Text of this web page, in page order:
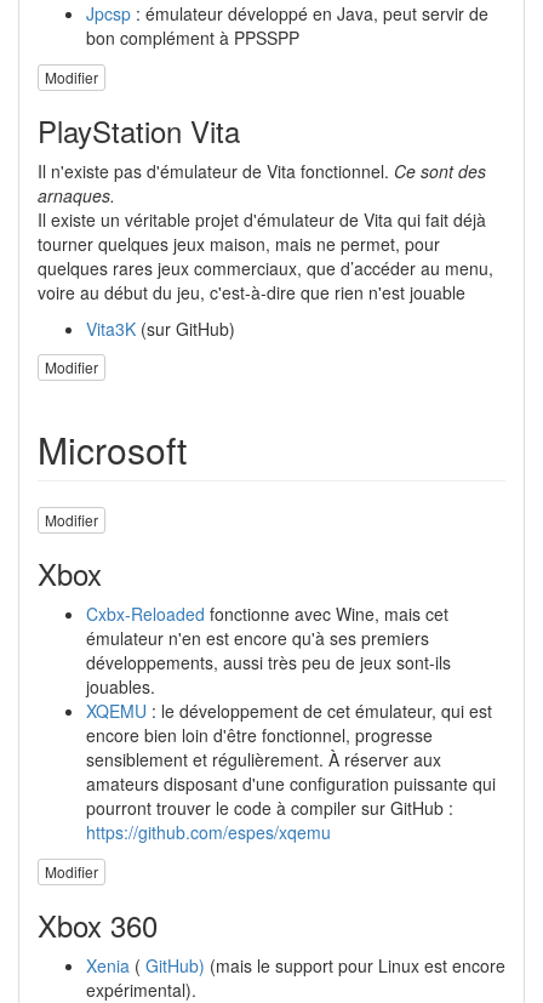
Jpcsp : émulateur développé en Java, peut servir de
bon complément à PPSSPP
Modifier
PlayStation Vita
Il n'existe pas d'émulateur de Vita fonctionnel. Ce sont des
arnaques.
Il existe un véritable projet d'émulateur de Vita qui fait déjà
tourner quelques jeux maison, mais ne permet, pour
quelques rares jeux commerciaux, que d’accéder au menu,
voire au début du jeu, c'est-à-dire que rien n'est jouable
Vita3K (sur GitHub)
Modifier
Microsoft
Modifier
Xbox
Cxbx-Reloaded fonctionne avec Wine, mais cet
émulateur n'en est encore qu'à ses premiers
développements, aussi très peu de jeux sont-ils
jouables.
XQEMU : le développement de cet émulateur, qui est
encore bien loin d'être fonctionnel, progresse
sensiblement et régulièrement. À réserver aux
amateurs disposant d'une configuration puissante qui
pourront trouver le code à compiler sur GitHub :
https://github.com/espes/xqemu
Modifier
Xbox 360
Xenia ( GitHub) (mais le support pour Linux est encore
expérimental).